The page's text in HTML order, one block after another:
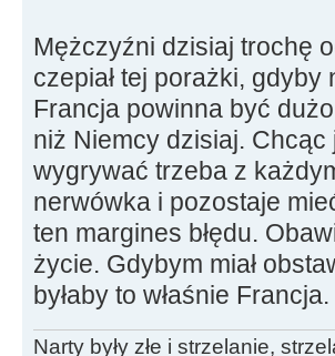
Mężczyźni dzisiaj trochę
czepiał tej porażki,
Francja powinna być
niż Niemcy dzisiaj.
wygrywać trzeba z
nerwówka i pozostaje
ten margines błędu.
życie. Gdybym miał
byłaby to właśnie Francja.
Narty były złe i strzelanie,